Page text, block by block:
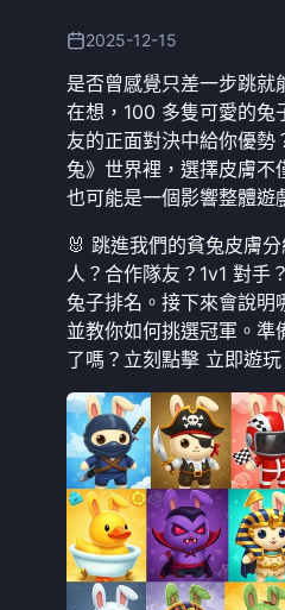
2025-12-15
是否曾感覺只差一步跳就
在想，100 多隻可愛的兔
友的正面對決中給你優勢
兔》世界裡，選擇皮膚
也可能是一個影響整體遊
🐰 跳進我們的貧兔皮膚
人？合作隊友？1v1 對手
兔子排名。接下來會說明
並教你如何挑選冠軍。準
了嗎？立刻點擊 立即遊玩